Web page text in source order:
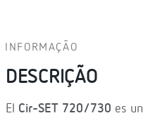
INFORMAÇÃO
DESCRIÇÃO
El Cir-SET 720/730 es